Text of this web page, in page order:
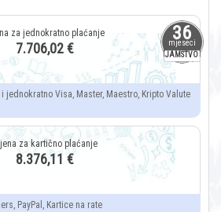
36
mjeseci
JAMSTVO
7.706,02 €
jednokratno Visa, Master, Maestro, Kripto Valute
8.376,11 €
PayPal, Kartice na rate